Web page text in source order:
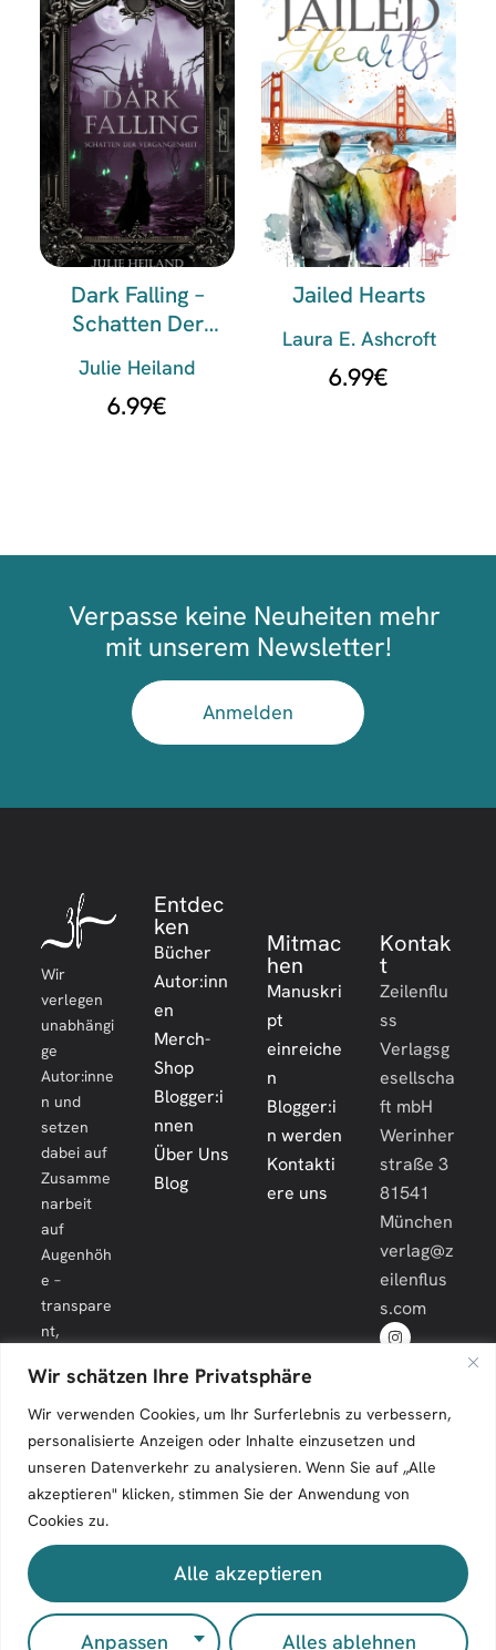
Wir schätzen Ihre Privatsphäre
Wir verwenden Cookies, um Ihr Surferlebnis zu verbessern,
personalisierte Anzeigen oder Inhalte einzusetzen und
unseren Datenverkehr zu analysieren. Wenn Sie auf „Alle
akzeptieren" klicken, stimmen Sie der Anwendung von
Cookies zu.
Anpassen Alles ablehnen
Alle akzeptieren
Dark Falling –
Schatten Der
Julie Heiland
6.99€
Jailed Hearts
Laura E. Ashcroft
6.99€
Verpasse keine Neuheiten mehr
mit unserem Newsletter!
Anmelden
Wir
verlegen
unabhängi
ge
Autor:inne
n und
setzen
dabei auf
Zusamme
narbeit
auf
Augenhöh
e –
transpare
nt,
und
langfristig.
Entdec
ken
Bücher
Autor:inn
en
Merch-
Shop
Blogger:i
nnen
Über Uns
Blog
Mitmac
hen
Manuskri
pt
einreiche
n
Blogger:i
n werden
Kontakti
ere uns
Kontak
t
Zeilenflu
ss
Verlagsg
esellscha
ft mbH
Werinher
straße 3
81541
München
verlag@z
eilenflus
s.com
Zeilenfluss © 2026. All Rights Reserved.
Impressum Kontakt